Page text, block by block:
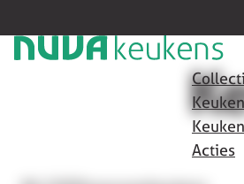
Acties